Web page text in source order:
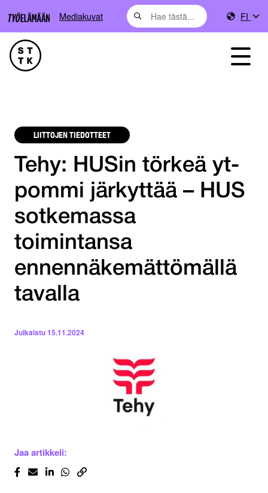
Mediakuvat FI
LIITTOJEN TIEDOTTEET
Tehy: HUSin törkeä yt-
pommi järkyttää – HUS
sotkemassa
toimintansa
ennennäkemättömällä
tavalla
Julkaistu15.11.2024
Jaa artikkeli: